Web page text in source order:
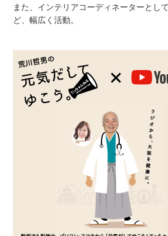
また、インテリアコーディネーターとし
ど、幅広く活動。